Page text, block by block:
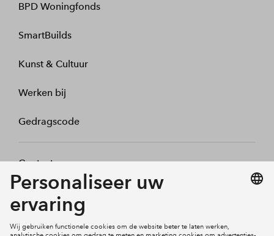
BPD Woningfonds
SmartBuilds
Kunst & Cultuur
Werken bij
Gedragscode
Contact
Mijn profiel